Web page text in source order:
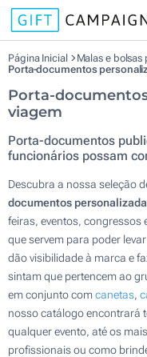
Página Inicial
Malas e bolsas
Porta-documentos
Porta-
viagem
Porta-documentos
funcionários possam
Descubra a nossa seleção
documentos
feiras, eventos, congressos
que servem para poder
dão visibilidade à marca e
sintam que pertencem ao
em conjunto comcanetas,
nosso catálogo encontrará
qualquer evento, até os mais
profissionais ou como